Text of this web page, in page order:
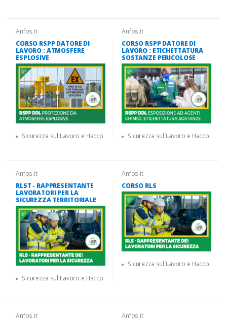
Anfos.it
CORSO RSPP DATORE DI
LAVORO : ATMOSFERE
ESPLOSIVE
Sicurezza sul Lavoro e Haccp
Anfos.it
CORSO RSPP DATORE DI
LAVORO : ETICHETTATURA
SOSTANZE PERICOLOSE
Sicurezza sul Lavoro e Haccp
Anfos.it
RLST - RAPPRESENTANTE
LAVORATORI PER LA
SICUREZZA TERRITORIALE
Sicurezza sul Lavoro e Haccp
Anfos.it
CORSO RLS
Sicurezza sul Lavoro e Haccp
Anfos.it
Anfos.it